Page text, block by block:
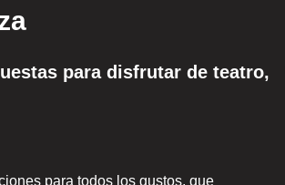
para disfrutar de teatro,
para todos los gustos, que